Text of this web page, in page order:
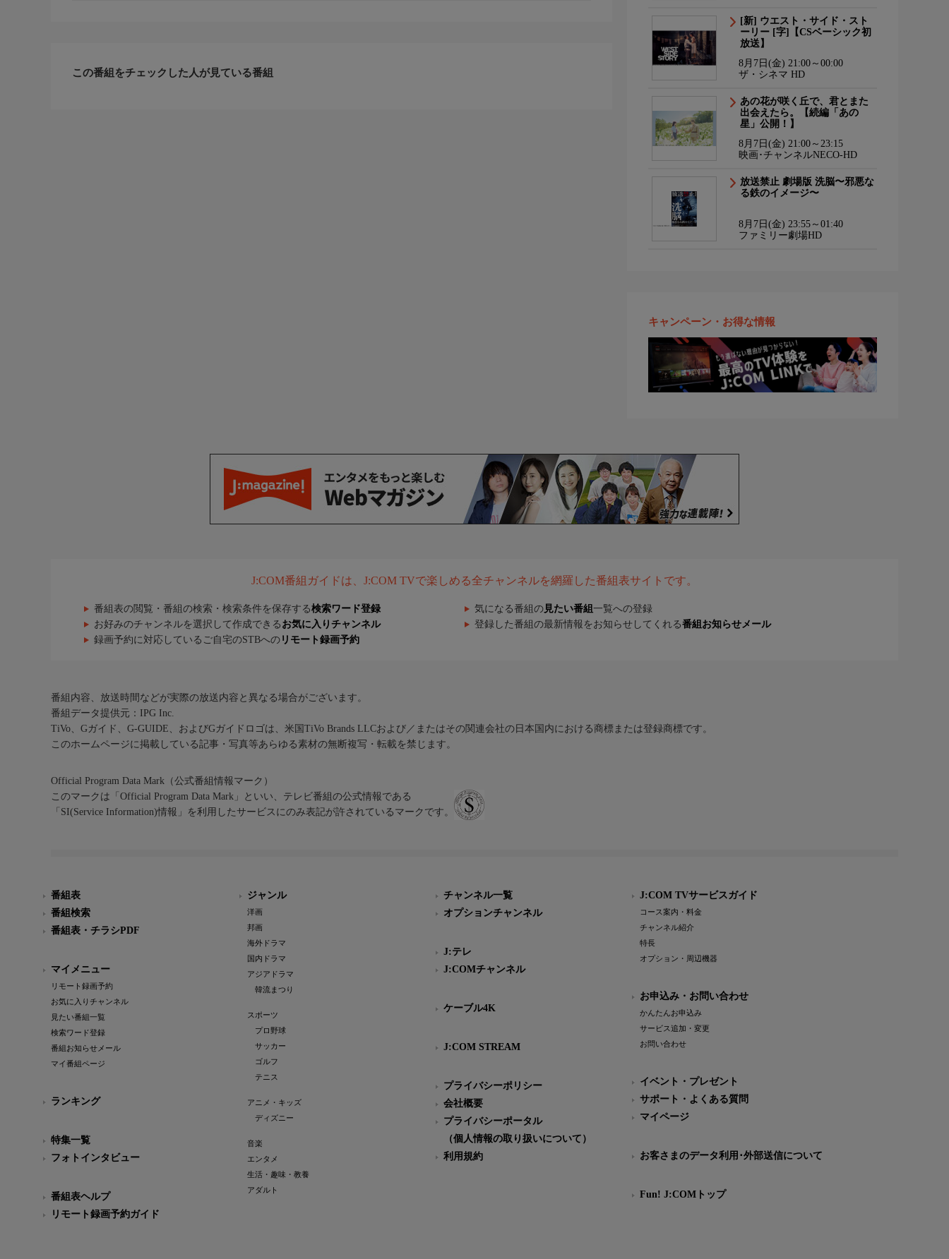
この番組をチェックした人が見ている番組
[新] ウエスト・サイド・スト
ーリー [字]【CSベーシック初
放送】
8月7日(金) 21:00～00:00
ザ・シネマ HD
あの花が咲く丘で、君とまた
出会えたら。【続編「あの
星」公開！】
8月7日(金) 21:00～23:15
映画･チャンネルNECO-HD
放送禁止 劇場版 洗脳〜邪悪な
る鉄のイメージ〜
8月7日(金) 23:55～01:40
ファミリー劇場HD
キャンペーン・お得な情報
J:COM番組ガイドは、J:COM TVで楽しめる全チャンネルを網羅した番組表サイトです。
番組表の閲覧・番組の検索・検索条件を保存する検索ワード登録 気になる番組の 見たい番組 一覧への登録
お好みのチャンネルを選択して作成できる お気に入りチャンネル 登録した番組の最新情報をお知らせしてくれる番組お知らせメール
録画予約に対応しているご自宅のSTBへの リモート録画予約
番組内容、放送時間などが実際の放送内容と異なる場合がございます。
番組データ提供元：IPG Inc.
TiVo、Gガイド、G-GUIDE、およびGガイドロゴは、米国TiVo Brands LLCおよび／またはその関連会社の日本国内における商標または登録商標です。
このホームページに掲載している記事・写真等あらゆる素材の無断複写・転載を禁じます。
Official Program Data Mark（公式番組情報マーク）
このマークは「Official Program Data Mark」といい、テレビ番組の公式情報である
「SI(Service Information)情報」を利用したサービスにのみ表記が許されているマークです。
番組表
番組検索
番組表・チラシPDF
マイメニュー
リモート録画予約
お気に入りチャンネル
見たい番組一覧
検索ワード登録
番組お知らせメール
マイ番組ページ
ランキング
特集一覧
フォトインタビュー
番組表ヘルプ
リモート録画予約ガイド
ジャンル
洋画
邦画
海外ドラマ
国内ドラマ
アジアドラマ
韓流まつり
スポーツ
プロ野球
サッカー
ゴルフ
テニス
アニメ・キッズ
ディズニー
音楽
エンタメ
生活・趣味・教養
アダルト
チャンネル一覧
オプションチャンネル
J:テレ
J:COMチャンネル
ケーブル4K
J:COM STREAM
プライバシーポリシー
会社概要
プライバシーポータル
（個人情報の取り扱いについて）
利用規約
J:COM TVサービスガイド
コース案内・料金
チャンネル紹介
特長
オプション・周辺機器
お申込み・お問い合わせ
かんたんお申込み
サービス追加・変更
お問い合わせ
イベント・プレゼント
サポート・よくある質問
マイページ
お客さまのデータ利用･外部送信について
Fun! J:COMトップ